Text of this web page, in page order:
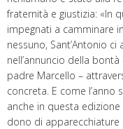
fraternità e giustizia: «In
impegnati a camminare
nessuno, Sant’Antonio
nell’annuncio della
padre Marcello –
concreta. E come l’anno
anche in questa
dono di apparecchiature